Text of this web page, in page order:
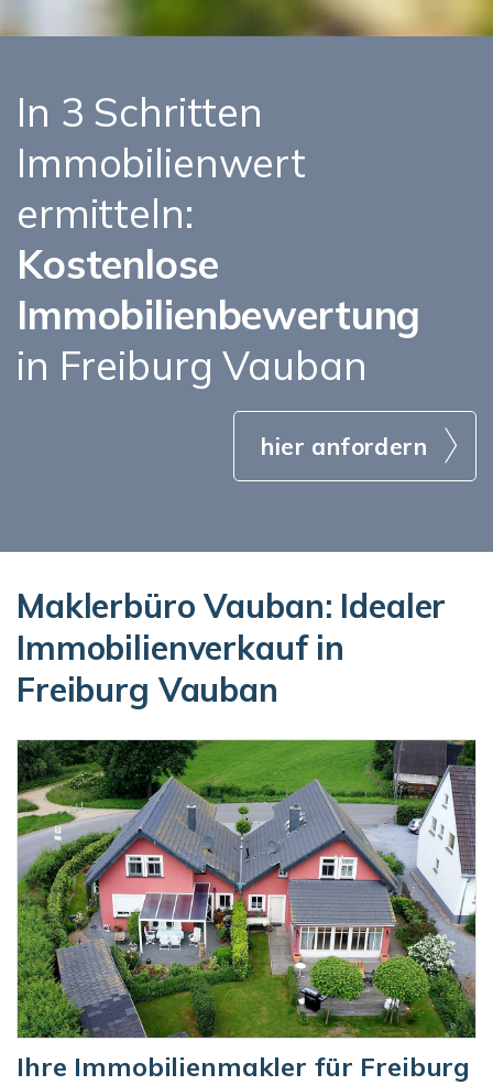
In 3 Schritten
Immobilienwert
ermitteln:
Kostenlose
Immobilienbewertung
in Freiburg Vauban
hier anfordern
Maklerbüro Vauban: Idealer
Immobilienverkauf in
Freiburg Vauban
Ihre Immobilienmakler für Freiburg